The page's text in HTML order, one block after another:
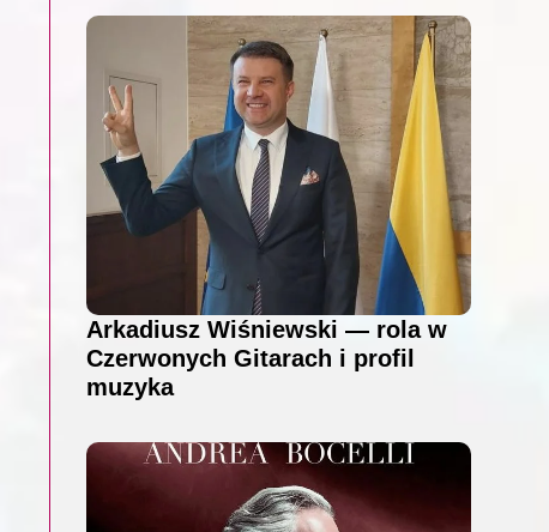
Arkadiusz Wiśniewski — rola w
Czerwonych Gitarach i profil
muzyka